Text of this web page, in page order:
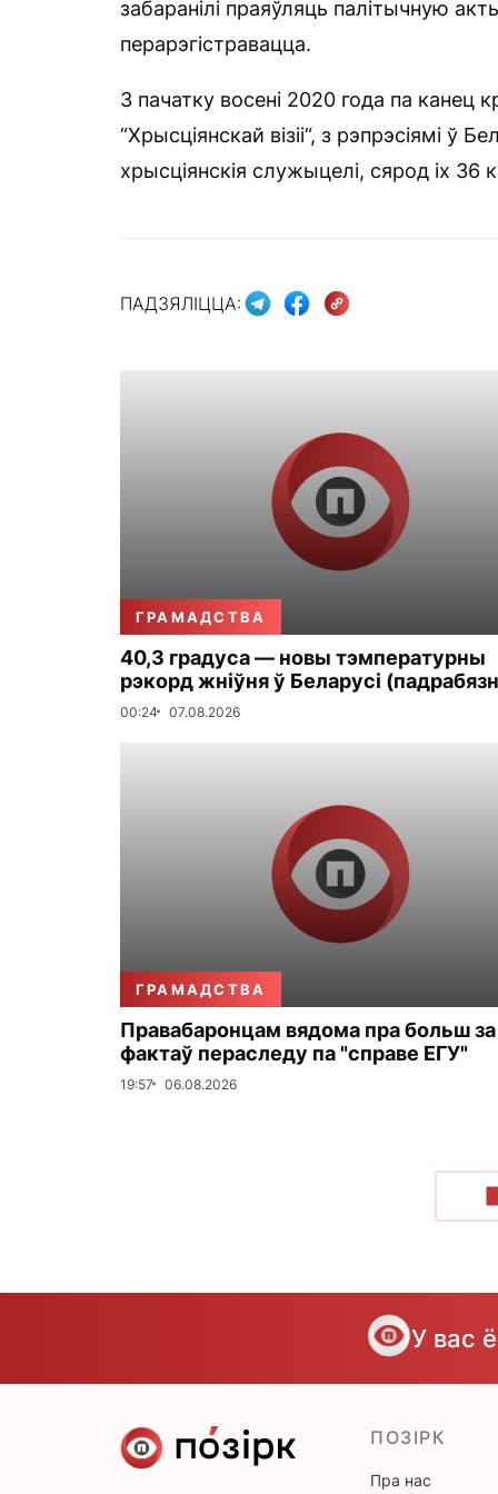
забаранілі праяўляць палітычную
перарэгістравацца.
З пачатку восені 2020 года па канец
“Хрысціянскай візіі“, з рэпрэсіямі ў
хрысціянскія служыцелі, сярод іх 36
ПАДЗЯЛІЦЦА:
ГРАМАДСТВА
40,3 градуса — новы тэмпературны
рэкорд жніўня ў Беларусі
00:24 07.08.2026
ГРАМАДСТВА
Правабаронцам вядома пра больш
фактаў пераследу па "справе ЕГУ"
19:57 06.08.2026
У вас
ПОЗІРК
Пра нас